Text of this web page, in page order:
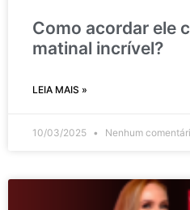
Como acordar ele
matinal incrível?
LEIA MAIS »
10/03/2025 Nenhum